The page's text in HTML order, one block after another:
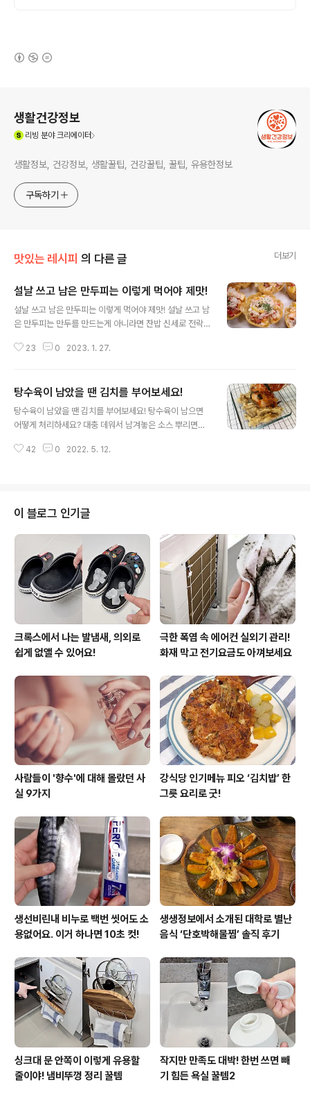
생활건강정보
리빙 분야 크리에이터
생활정보, 건강정보, 생활꿀팁, 건강꿀팁, 꿀팁, 유용한정보
구독하기
맛있는 레시피 의 다른 글 더보기
설날 쓰고 남은 만두피는 이렇게 먹어야 제맛!
설날 쓰고 남은 만두피는 이렇게 먹어야 제맛! 설날 쓰고 남
은 만두피는 만두를 만드는게 아니라면 찬밥 신세로 전락
짝 놀라는 만두피 요리 꿀팁을 알려드릴게요. 1. 만두피갈
서 다진마늘을 넣고 섞어주세요. 비율은 취향따라~ 저는 1:
1로 섞었어요. 만두피를 길쭉하게 자른 다음 마늘버터를 골
고루 발라주시고요. 180°C로 예열한 오븐(에어프라이어)
바삭한 식감이 정말 예술이에요. 버터에 연유를 섞으면 달
23 0 2023. 1. 27.
탕수육이 남았을 땐 김치를 부어보세요!
탕수육이 남았을 땐 김치를 부어보세요! 탕수육이 남으면
어떻게 처리하세요? 대충 데워서 남겨놓은 소스 뿌리면
리가 된다고 해요. 먹다 남은 탕수육의 맛있는 변신 기대해
라이팬에서는 중불로 기름을 두르지 않고 구워주시면 돼
요. 남겨 놓은 소스를 그대로 사용해도 되는데요. 양파, 파
프리카, 피망 등 채소를 약간만 추가하면 맛과 식감을 업그
레이드 할 수 있어요. 씹는맛을 살리기 위해서 채소는 조금
큼직하게 썰어주세요. 그리고 가장 중요한 김치! 김치는 줄
기 부분 위주로 사용하고요. 남은 ..
42 0 2022. 5. 12.
이 블로그 인기글
크록스에서 나는 발냄새, 의외로
쉽게 없앨 수 있어요!
극한 폭염 속 에어컨 실외기 관리!
화재 막고 전기요금도 아껴보세요
사람들이 '향수'에 대해 몰랐던 사
실 9가지
강식당 인기메뉴 피오 ‘김치밥’ 한
그릇 요리로 굿!
생선비린내 비누로 백번 씻어도 소
용없어요. 이거 하나면 10초 컷!
생생정보에서 소개된 대학로 별난
음식 ‘단호박해물찜’ 솔직 후기
싱크대 문 안쪽이 이렇게 유용할
줄이야! 냄비뚜껑 정리 꿀템
작지만 만족도 대박! 한번 쓰면 빼
기 힘든 욕실 꿀템2